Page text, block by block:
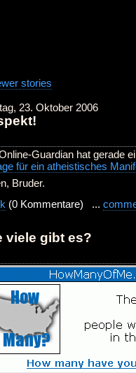
stories
23. Oktober 2006
Guardian hat gerade
für ein atheistisches
Bruder.
(0 Kommentare) ...
viele gibt es?